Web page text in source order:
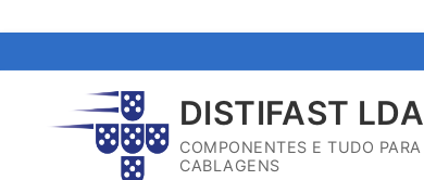
conteúdo
DISTIFAST LDA
COMPONENTES E TUDO PARA
CABLAGENS